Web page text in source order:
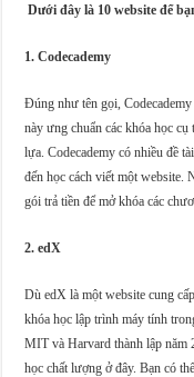
Dưới đây là 10 website để
1. Codecademy
Đúng như tên gọi,
này ưng chuẩn các khóa học
lựa. Codecademy có nhiều đề
đến học cách viết một website.
gói trả tiền để mở khóa các
2. edX
Dù edX là một website cung
khóa học lập trình máy tính
MIT và Harvard thành lập năm
học chất lượng ở đây. Bạn có